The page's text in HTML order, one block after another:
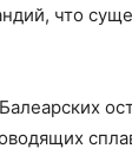
что